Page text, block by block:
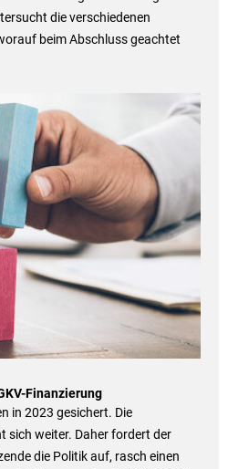
die verschiedenen
beim Abschluss geachtet
Finanzierung
in 2023 gesichert. Die
sich weiter. Daher fordert der
die Politik auf, rasch einen